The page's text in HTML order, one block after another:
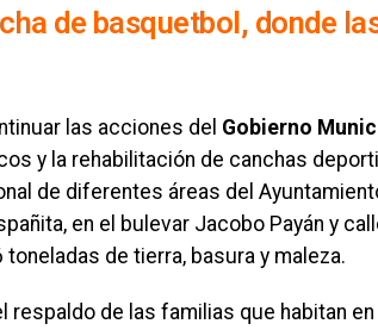
de basquetbol, donde
las acciones del Gobierno
y la rehabilitación de canchas
de diferentes áreas del
en el bulevar Jacobo Payán y
toneladas de tierra, basura y maleza.
respaldo de las familias que habitan